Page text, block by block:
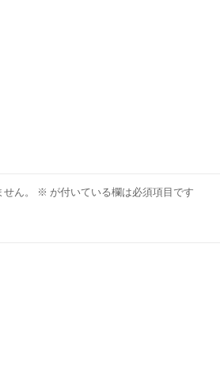
ん。 ※ が付いている欄は必須項目です